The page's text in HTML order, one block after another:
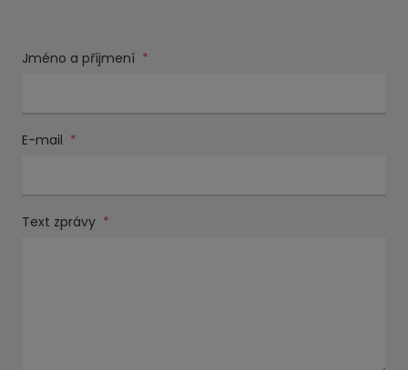
Jméno a příjmení *
E-mail *
Text zprávy *